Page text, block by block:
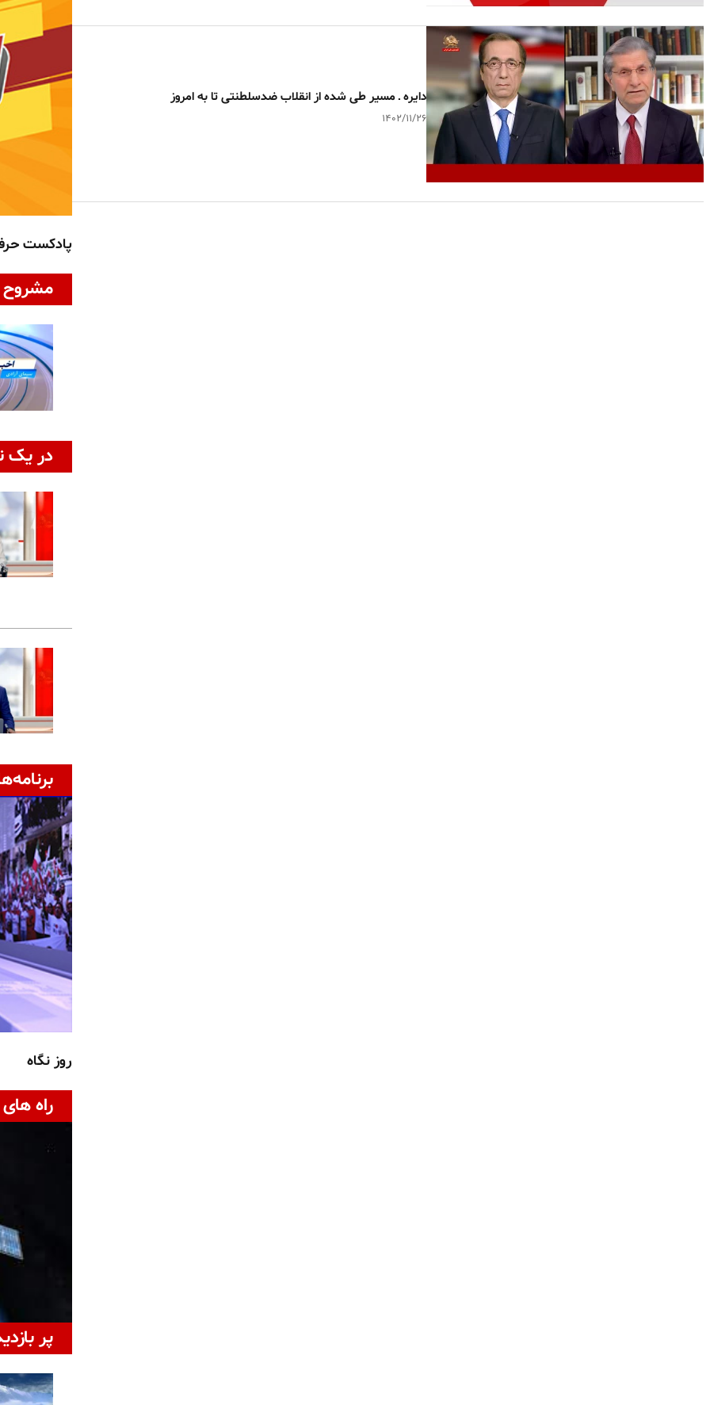
دایره ـ مسیر طی شده از انقلاب ضدسلطنتی تا به امروز
۱۴۰۲/۱۱/۲۶
پادکست
مشروح
در یک
روز نگاه
راه
پر